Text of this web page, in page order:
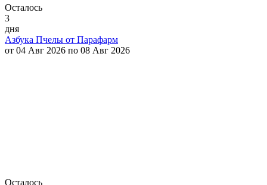
Осталось
3
дня
Азбука Пчелы от Парафарм
от 04 Авг 2026 по 08 Авг 2026
Осталось